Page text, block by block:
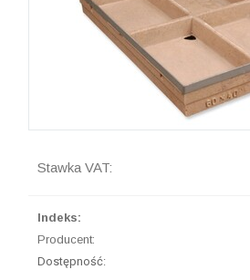
Stawka VAT:
Indeks:
Producent:
Dostępność: